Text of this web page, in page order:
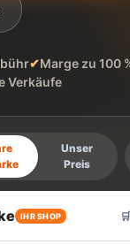
✔Marge zu 100
Verkäufe
Unser
Preis
IHR SHOP